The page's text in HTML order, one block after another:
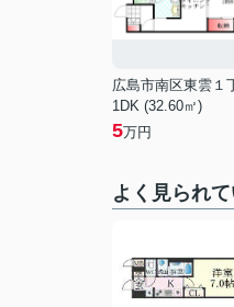
広島市南区東雲１
1DK (32.60㎡)
5万円
よく見られ